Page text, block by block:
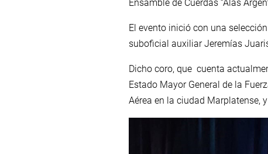
Ensamble de Cuerdas “Alas
El evento inició con una
suboficial auxiliar Jeremías
Dicho coro, que cuenta
Estado Mayor General de la
Aérea en la ciudad Marplatense,